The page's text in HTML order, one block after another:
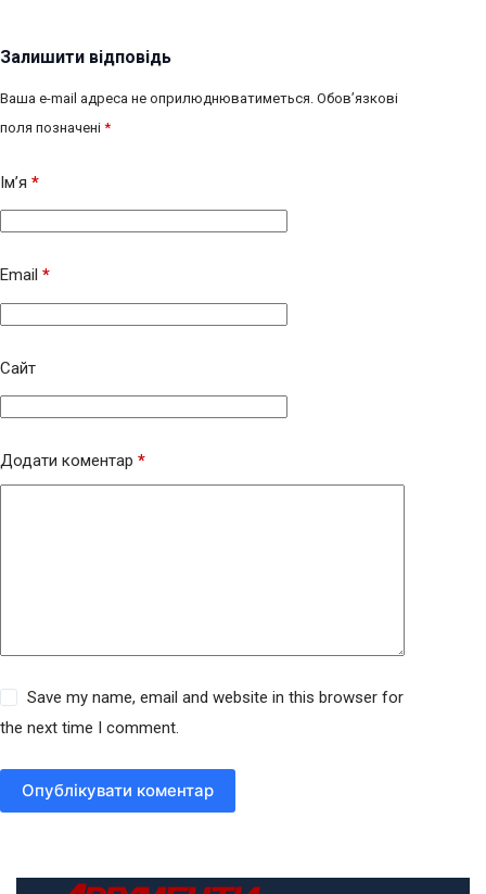
Залишити відповідь
Ваша e-mail адреса не оприлюднюватиметься. Обов’язкові
поля позначені *
Ім’я *
Email *
Сайт
Додати коментар *
Save my name, email and website in this browser for
the next time I comment.
Опублікувати коментар